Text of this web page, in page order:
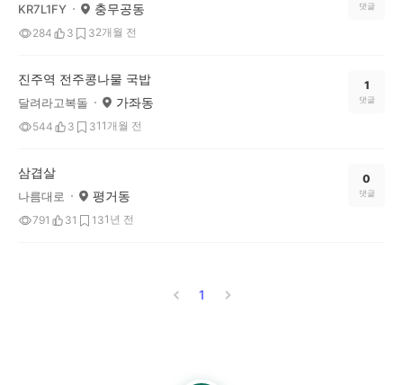
KR7L1FY 충무공동
284 3 32개월 전
댓글
진주역 전주콩나물 국밥
달려라고복돌 가좌동
544 3 311개월 전
1
댓글
삼겹살
나름대로 평거동
791 31 131년 전
0
댓글
1